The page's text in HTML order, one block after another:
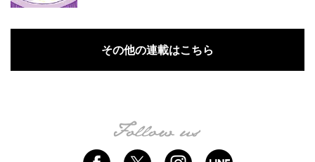
その他の連載はこちら